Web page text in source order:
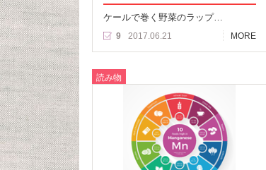
ケールで巻く野菜のラップ…
9 2017.06.21 MORE
読み物